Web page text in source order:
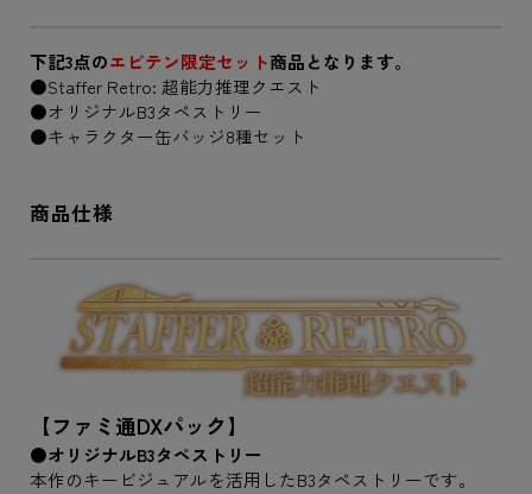
下記3点のエビテン限定セット商品となります。
●Staffer Retro: 超能力推理クエスト
●オリジナルB3タペストリー
●キャラクター缶バッジ8種セット
商品仕様
【ファミ通DXパック】
●オリジナルB3タペストリー
本作のキービジュアルを活用したB3タペストリーです。